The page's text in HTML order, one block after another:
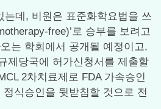
는데, 비원은 표준화학요법을 쓰
free)’로 승부를 보려고
는 학회에서 공개될 예정이고,
제당국에 허가신청서를 제출할
2차치료제로 FDA 가속승인
식승인을 뒷받침할 것으로 전